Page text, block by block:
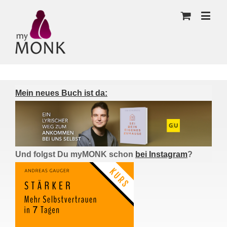
Mein neues Buch ist da:
Und folgst Du myMONK schon bei Instagram?